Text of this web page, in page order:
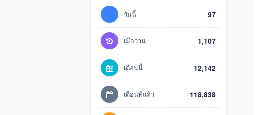
วันนี้ 97
เมื่อวาน 1,107
เดือนนี้ 12,142
เดือนที่แล้ว 118,838